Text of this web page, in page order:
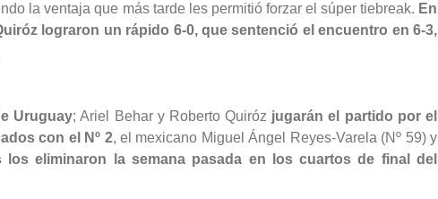
la ventaja que más tarde les permitió forzar el súper tiebreak. En
lograron un rápido 6-0, que sentenció el encuentro en 6-3,
Uruguay; Ariel Behar y Roberto Quiróz jugarán el partido por el
con el Nº 2, el mexicano Miguel Ángel Reyes-Varela (Nº 59) y
los eliminaron la semana pasada en los cuartos de final del